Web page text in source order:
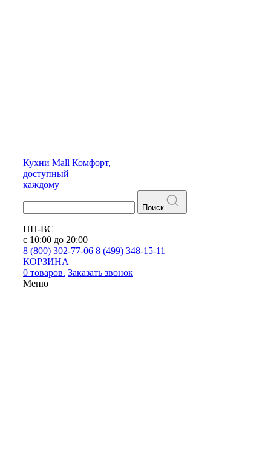
Кухни Mall Комфорт,
доступный
каждому
Поиск
ПН-ВС
с 10:00 до 20:00
8 (800) 302-77-06 8 (499) 348-15-11
КОРЗИНА
0 товаров. Заказать звонок
Меню